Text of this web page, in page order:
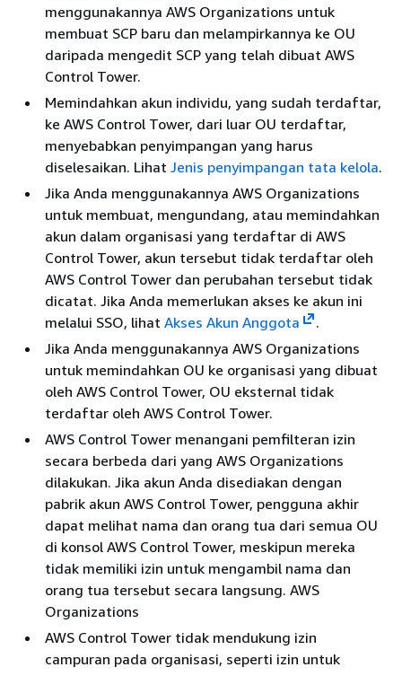
menggunakannya AWS Organizations untuk
membuat SCP baru dan melampirkannya ke OU
daripada mengedit SCP yang telah dibuat AWS
Control Tower.
Memindahkan akun individu, yang sudah terdaftar,
ke AWS Control Tower, dari luar OU terdaftar,
menyebabkan penyimpangan yang harus
diselesaikan. Lihat Jenis penyimpangan tata kelola.
Jika Anda menggunakannya AWS Organizations
untuk membuat, mengundang, atau memindahkan
akun dalam organisasi yang terdaftar di AWS
Control Tower, akun tersebut tidak terdaftar oleh
AWS Control Tower dan perubahan tersebut tidak
dicatat. Jika Anda memerlukan akses ke akun ini
melalui SSO, lihat Akses Akun Anggota
.
Jika Anda menggunakannya AWS Organizations
untuk memindahkan OU ke organisasi yang dibuat
oleh AWS Control Tower, OU eksternal tidak
terdaftar oleh AWS Control Tower.
AWS Control Tower menangani pemfilteran izin
secara berbeda dari yang AWS Organizations
dilakukan. Jika akun Anda disediakan dengan
pabrik akun AWS Control Tower, pengguna akhir
dapat melihat nama dan orang tua dari semua OU
di konsol AWS Control Tower, meskipun mereka
tidak memiliki izin untuk mengambil nama dan
orang tua tersebut secara langsung. AWS
Organizations
AWS Control Tower tidak mendukung izin
campuran pada organisasi, seperti izin untuk